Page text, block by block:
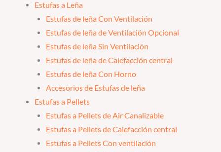
Estufas a Leña
Estufas de leña Con Ventilación
Estufas de leña de Ventilación Opcional
Estufas de leña Sin Ventilación
Estufas de leña de Calefacción central
Estufas de leña Con Horno
Accesorios de Estufas de leña
Estufas a Pellets
Estufas a Pellets de Air Canalizable
Estufas a Pellets de Calefacción central
Estufas a Pellets Con ventilación